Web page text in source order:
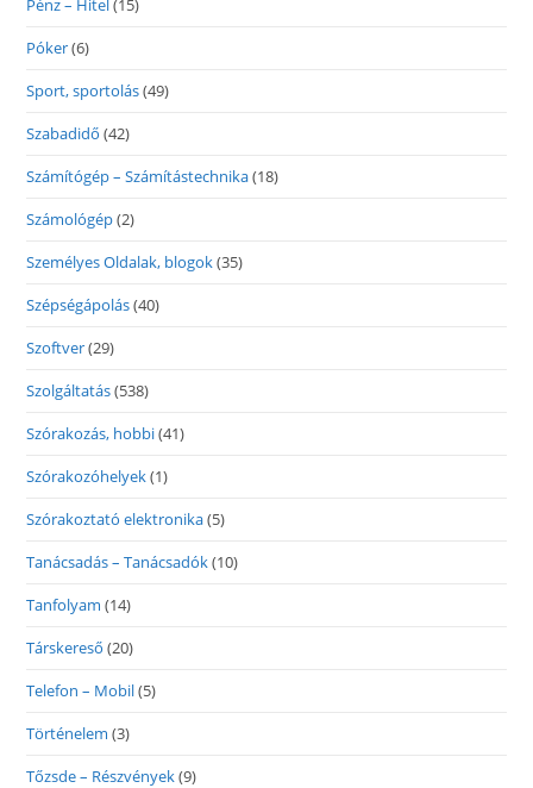
Pénz – Hitel(15)
Póker(6)
Sport, sportolás(49)
Szabadidő (42)
Számítógép – Számítástechnika(18)
Számológép(2)
Személyes Oldalak, blogok(35)
Szépségápolás(40)
Szoftver(29)
Szolgáltatás(538)
Szórakozás, hobbi(41)
Szórakozóhelyek(1)
Szórakoztató elektronika(5)
Tanácsadás – Tanácsadók(10)
Tanfolyam (14)
Társkereső (20)
Telefon – Mobil(5)
Történelem (3)
Tőzsde – Részvények(9)